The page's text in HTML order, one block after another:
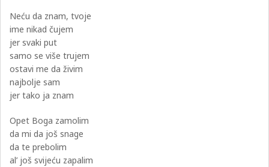
Neću da znam, tvoje
ime nikad čujem
jer svaki put
samo se više trujem
ostavi me da živim
najbolje sam
jer tako ja znam
Opet Boga zamolim
da mi da još snage
da te prebolim
al’ još svijeću zapalim